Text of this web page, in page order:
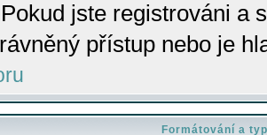
jste registrováni a
přístup nebo je
Formátování a